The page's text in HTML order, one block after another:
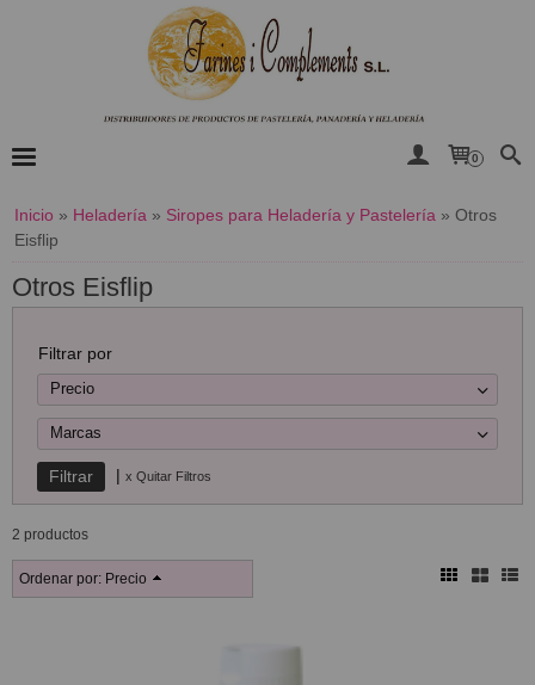
0
Inicio » Heladería » Siropes para Heladería y Pastelería » Otros
Eisflip
Otros Eisflip
Filtrar por
Precio
Marcas
| x Quitar Filtros
2 productos
Ordenar por: Precio